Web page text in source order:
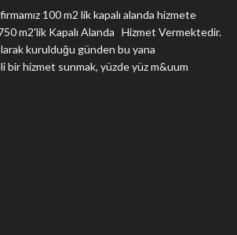
100 m2 lik kapalı alanda hizmete
m2'lik Kapalı Alanda Hizmet Vermektedir.
kurulduğu günden bu yana
bir hizmet sunmak, yüzde yüz m&uum